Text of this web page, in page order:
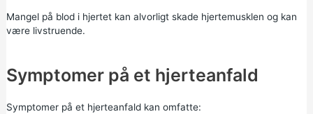
Mangel på blod i hjertet kan alvorligt skade hjertemusklen og kan
være livstruende.
Symptomer på et hjerteanfald
Symptomer på et hjerteanfald kan omfatte: